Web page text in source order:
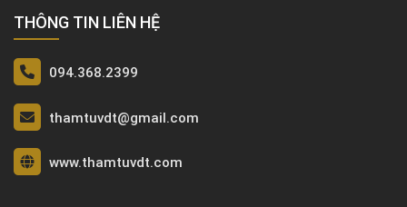
THÔNG TIN LIÊN HỆ
094.368.2399
thamtuvdt@gmail.com
www.thamtuvdt.com